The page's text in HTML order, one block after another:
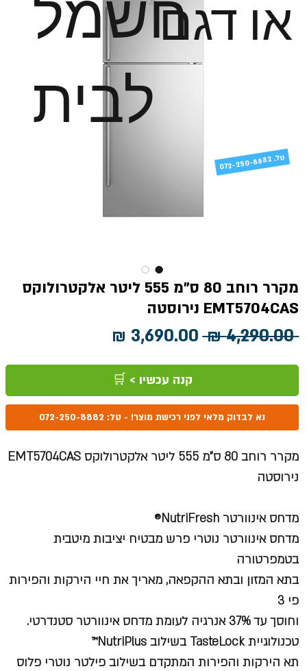
או דגם
לבית
מקרר רוחב 80 ס"מ 555 ליטר אלקטרולוקס
EMT5704CAS נירוסטה
‏4,290.00 ‏₪
מחיר
רגיל
מבצע
קנה עכשיו > 🛒
נא לבדוק מלאי לפני רכישת מוצר! - טל: 072-250-8882
מקרר רוחב 80 ס"מ 555 ליטר אלקטרולוקס EMT5704CAS
נירוסטה
מדחס אינוורטר NutriFresh®
מדחס אינוורטר נוטרי פרש מבטיח יציבות מיטבית
בטמפרטורה
בתא המזון ובתא ההקפאה, מאריך את חיי הירקות והפירות
פי 3
וחוסך עד 37% אנרגיה לעומת מדחס אינוורטר סטנדרטי.
טכנולוגיית TasteLock בשילוב NutriPlus™
תא הירקות והפירות המתקדם בשילוב פילטר נוטרי פלוס
072-250-8882 .טל